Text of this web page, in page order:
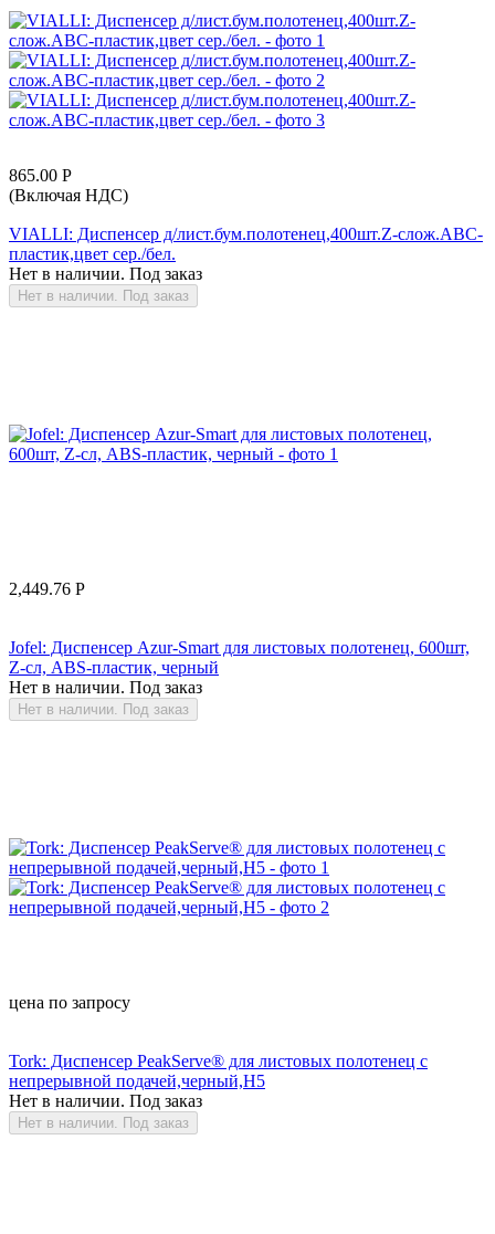
865.00 Р
(Включая НДС)
VIALLI: Диспенсер д/лист.бум.полотенец,400шт.Z-слож.ABC-
пластик,цвет сер./бел.
Нет в наличии. Под заказ
Нет в наличии. Под заказ
2,449.76 Р
Jofel: Диспенсер Azur-Smart для листовых полотенец, 600шт,
Z-сл, ABS-пластик, черный
Нет в наличии. Под заказ
Нет в наличии. Под заказ
цена по запросу
Tork: Диспенсер PeakServe® для листовых полотенец с
непрерывной подачей,черный,Н5
Нет в наличии. Под заказ
Нет в наличии. Под заказ